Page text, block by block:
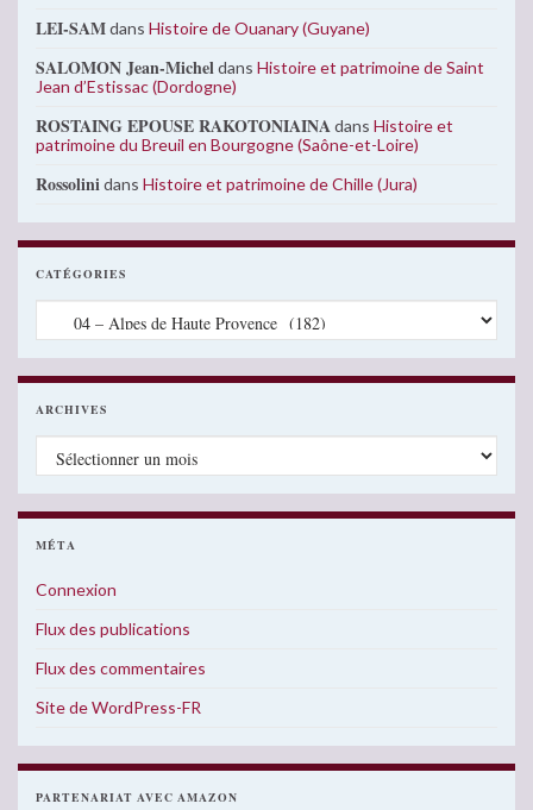
LEI-SAMdans Histoire de Ouanary (Guyane)
SALOMON Jean-Micheldans Histoire et patrimoine de Saint
Jean d’Estissac (Dordogne)
ROSTAING EPOUSE RAKOTONIAINAdans Histoire et
patrimoine du Breuil en Bourgogne (Saône-et-Loire)
Rossolinidans Histoire et patrimoine de Chille (Jura)
CATÉGORIES
ARCHIVES
MÉTA
Connexion
Flux des publications
Flux des commentaires
Site de WordPress-FR
PARTENARIAT AVEC AMAZON